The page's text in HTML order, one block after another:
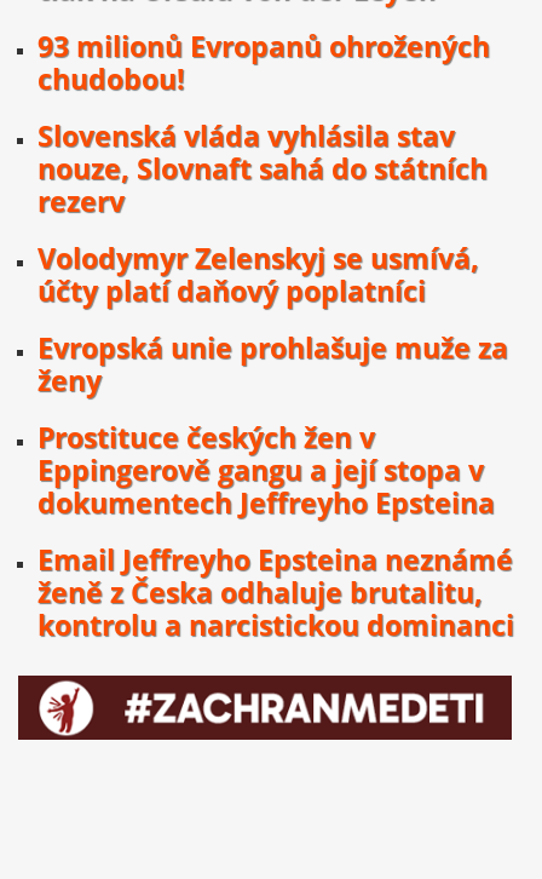
93 milionů Evropanů ohrožených
chudobou!
Slovenská vláda vyhlásila stav
nouze, Slovnaft sahá do státních
rezerv
Volodymyr Zelenskyj se usmívá,
účty platí daňový poplatníci
Evropská unie prohlašuje muže za
ženy
Prostituce českých žen v
Eppingerově gangu a její stopa v
dokumentech Jeffreyho Epsteina
Email Jeffreyho Epsteina neznámé
ženě z Česka odhaluje brutalitu,
kontrolu a narcistickou dominanci